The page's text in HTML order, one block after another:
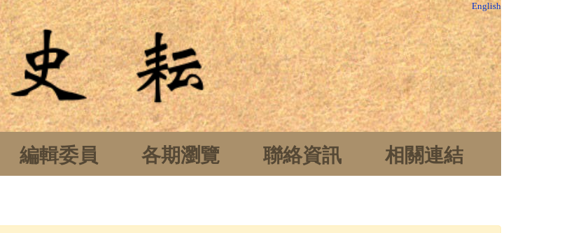
English
編輯委員 各期瀏覽 聯絡資訊 相關連結